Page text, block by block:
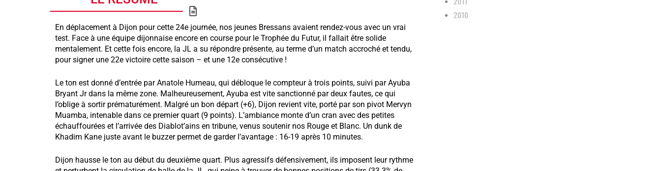
En déplacement à Dijon pour cette 24e journée, nos jeunes Bressans avaient rendez-vous avec un vrai
test. Face à une équipe dijonnaise encore en course pour le Trophée du Futur, il fallait être solide
mentalement. Et cette fois encore, la JL a su répondre présente, au terme d’un match accroché et tendu,
pour signer une 22e victoire cette saison – et une 12e consécutive !
Le ton est donné d’entrée par Anatole Humeau, qui débloque le compteur à trois points, suivi par Ayuba
Bryant Jr dans la même zone. Malheureusement, Ayuba est vite sanctionné par deux fautes, ce qui
l’oblige à sortir prématurément. Malgré un bon départ (+6), Dijon revient vite, porté par son pivot Mervyn
Muamba, intenable dans ce premier quart (9 points). L’ambiance monte d’un cran avec des petites
échauffourées et l’arrivée des Diablot’ains en tribune, venus soutenir nos Rouge et Blanc. Un dunk de
Khadim Kane juste avant le buzzer permet de garder l’avantage : 16-19 après 10 minutes.
Dijon hausse le ton au début du deuxième quart. Plus agressifs défensivement, ils imposent leur rythme
2010